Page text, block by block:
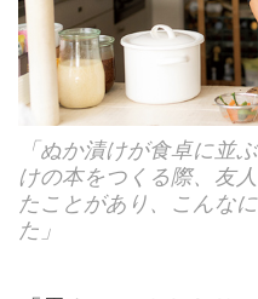
「ぬか漬けが食卓に並
けの本をつくる際、友
たことがあり、こんな
た」